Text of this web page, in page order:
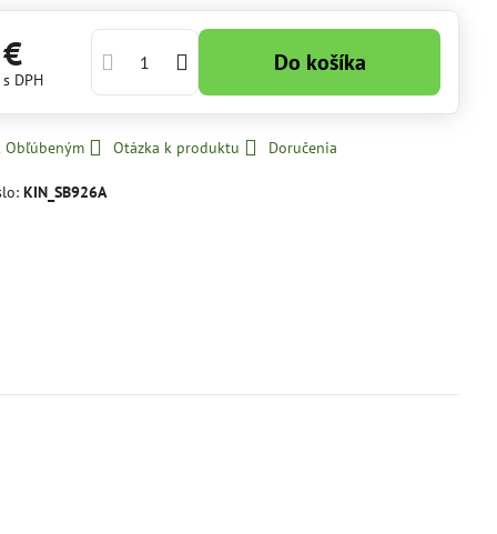
s DPH
Do košíka
Obľúbeným Otázka k produktu Doručenia
KIN_SB926A